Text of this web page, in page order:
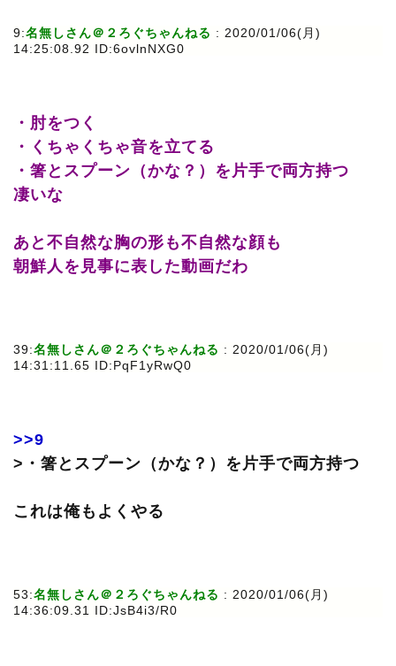
9:名無しさん＠２ろぐちゃんねる : 2020/01/06(月)
14:25:08.92 ID:6ovlnNXG0
・肘をつく
・くちゃくちゃ音を立てる
・箸とスプーン（かな？）を片手で両方持つ
凄いな
あと不自然な胸の形も不自然な顔も
朝鮮人を見事に表した動画だわ
39:名無しさん＠２ろぐちゃんねる : 2020/01/06(月)
14:31:11.65 ID:PqF1yRwQ0
>>9
>・箸とスプーン（かな？）を片手で両方持つ
これは俺もよくやる
53:名無しさん＠２ろぐちゃんねる : 2020/01/06(月)
14:36:09.31 ID:JsB4i3/R0